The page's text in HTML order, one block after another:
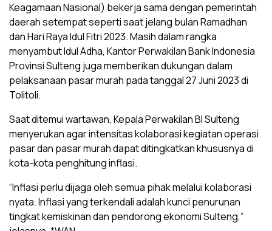
Keagamaan Nasional) bekerja sama dengan pemerintah
daerah setempat seperti saat jelang bulan Ramadhan
dan Hari Raya Idul Fitri 2023. Masih dalam rangka
menyambut Idul Adha, Kantor Perwakilan Bank Indonesia
Provinsi Sulteng juga memberikan dukungan dalam
pelaksanaan pasar murah pada tanggal 27 Juni 2023 di
Tolitoli.
Saat ditemui wartawan, Kepala Perwakilan BI Sulteng
menyerukan agar intensitas kolaborasi kegiatan operasi
pasar dan pasar murah dapat ditingkatkan khususnya di
kota-kota penghitung inflasi.
“Inflasi perlu dijaga oleh semua pihak melalui kolaborasi
nyata. Inflasi yang terkendali adalah kunci penurunan
tingkat kemiskinan dan pendorong ekonomi Sulteng,”